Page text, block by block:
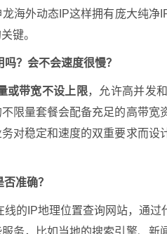
海外动态IP这样拥有庞大纯净
键。
？会不会速度很慢？
或带宽不设上限，允许高并发
限量套餐会配备充足的高带宽
对稳定和速度的双重要求而
准确？
的IP地理位置查询网站，通
务，比如当地的搜索引擎、新